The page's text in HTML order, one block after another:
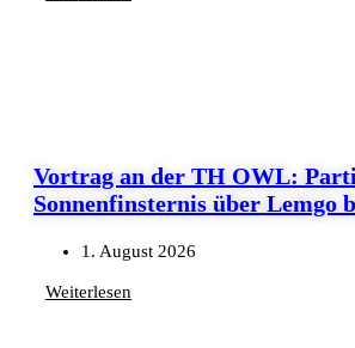
Vortrag an der TH OWL:
Sonnenfinsternis über Lemgo
1. August 2026
Weiterlesen